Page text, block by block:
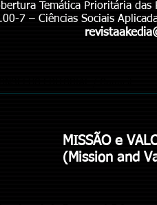
Temática Prioritária das
7 – Ciências Sociais
MISSÃO e
(Mission and